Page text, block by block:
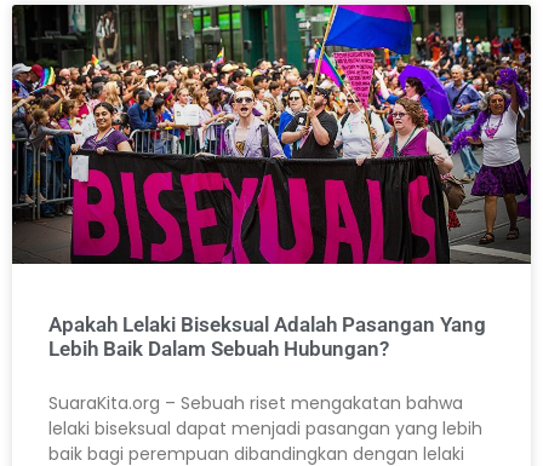
Apakah Lelaki Biseksual Adalah Pasangan Yang
Lebih Baik Dalam Sebuah Hubungan?
SuaraKita.org – Sebuah riset mengakatan bahwa
lelaki biseksual dapat menjadi pasangan yang lebih
baik bagi perempuan dibandingkan dengan lelaki